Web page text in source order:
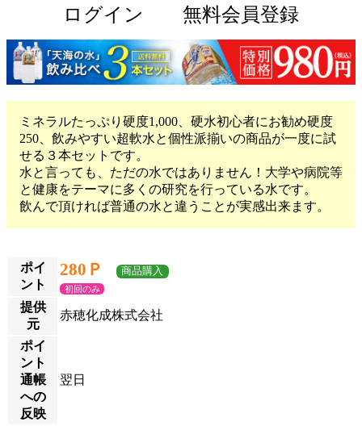
ログイン 無料会員登録
ミネラルたっぷり硬度1,000、硬水初心者にお勧め硬度
250、飲みやすい超軟水と個性派揃いの商品が一度に試
せる３本セットです。
水と言っても、ただの水ではありません！大学や病院等
と健康をテーマに多くの研究を行っている水です。
飲んで頂ければ普通の水と違うことが実感出来ます。
ポイ
ント
280Ｐ 商品購入
初回のみ
提供
元
赤穂化成株式会社
ポイ
ント
通帳
への
反映
翌日